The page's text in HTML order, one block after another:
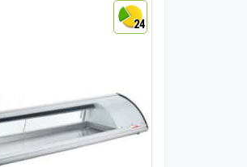
24